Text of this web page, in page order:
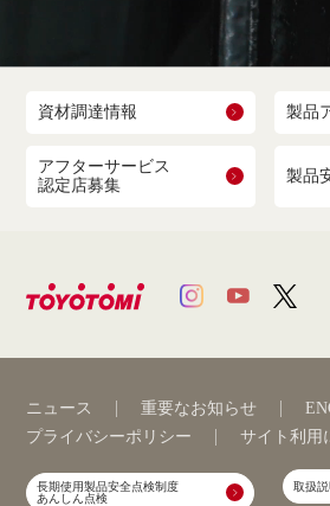
資材調達情報 製品
アフターサービス
認定店募集
製品
ニュース 重要なお知らせ
プライバシーポリシー
サイト利用
長期使用製品安全点検制度
あんしん点検
取扱